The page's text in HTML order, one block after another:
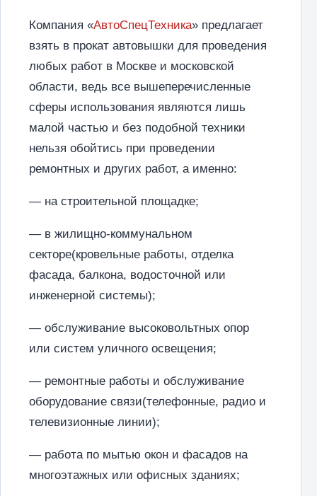
Компания «АвтоСпецТехника» предлагает
взять в прокат автовышки для проведения
любых работ в Москве и московской
области, ведь все вышеперечисленные
сферы использования являются лишь
малой частью и без подобной техники
нельзя обойтись при проведении
ремонтных и других работ, а именно:
— на строительной площадке;
— в жилищно-коммунальном
секторе(кровельные работы, отделка
фасада, балкона, водосточной или
инженерной системы);
— обслуживание высоковольтных опор
или систем уличного освещения;
— ремонтные работы и обслуживание
оборудование связи(телефонные, радио и
телевизионные линии);
— работа по мытью окон и фасадов на
многоэтажных или офисных зданиях;